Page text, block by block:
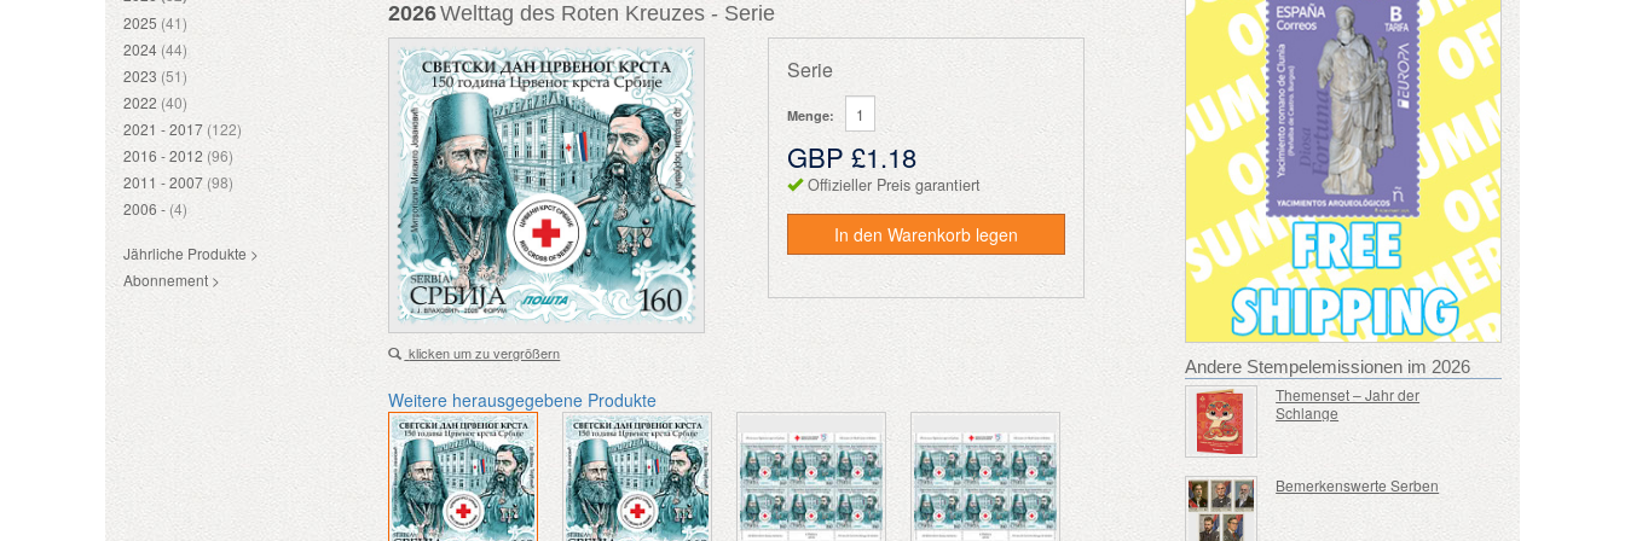
2025 (41)
2024 (44)
2023 (51)
2022 (40)
2021 - 2017 (122)
2016 - 2012 (96)
2011 - 2007 (98)
2006 - (4)
Jährliche Produkte >
Abonnement >
2026Welttag des Roten Kreuzes - Serie
klicken um zu vergrößern
Serie
Menge:
GBP £1.18
Offizieller Preis garantiert
In den Warenkorb legen
Weitere herausgegebene Produkte
Andere Stempelemissionen im 2026
Themenset – Jahr der
Schlange
Bemerkenswerte Serben